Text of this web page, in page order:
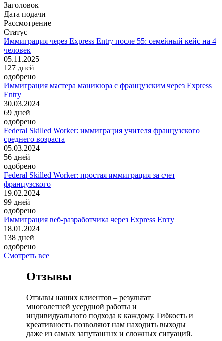
Заголовок
Дата подачи
Рассмотрение
Статус
Иммиграция через Express Entry после 55: семейный кейс на 4
человек
05.11.2025
127 дней
одобрено
Иммиграция мастера маникюра с французским через Express
Entry
30.03.2024
69 дней
одобрено
Federal Skilled Worker: иммиграция учителя французского
среднего возраста
05.03.2024
56 дней
одобрено
Federal Skilled Worker: простая иммиграция за счет
французского
19.02.2024
99 дней
одобрено
Иммиграция веб-разработчика через Express Entry
18.01.2024
138 дней
одобрено
Смотреть все
Отзывы
Отзывы наших клиентов – результат
многолетней усердной работы и
индивидуального подхода к каждому. Гибкость и
креативность позволяют нам находить выходы
даже из самых запутанных и сложных ситуаций.